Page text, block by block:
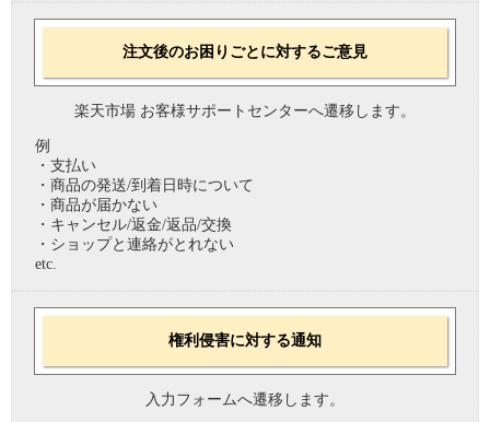
注文後のお困りごとに対するご意見
楽天市場 お客様サポートセンターへ遷移します。
例
・支払い
・商品の発送/到着日時について
・商品が届かない
・キャンセル/返金/返品/交換
・ショップと連絡がとれない
etc.
権利侵害に対する通知
入力フォームへ遷移します。